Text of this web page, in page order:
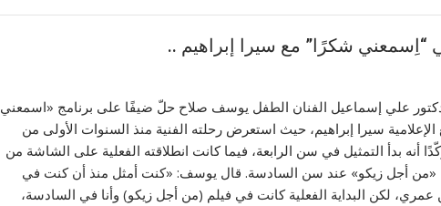
“اِسمعني شكرًا” مع سيرا إبراهيم ..
‎ مُتابعة / دكتور علي إسماعيل ‎الفنان الطفل يوسف صلاح حلّ ضيفًا على برنامج «اسمعني
سيرا إبراهيم، حيث استعرض رحلته الفنية منذ السنوات الأولى من
أنه بدأ التمثيل في سن الرابعة، فيما كانت انطلاقته الفعلية على الشاشة من
خلال فيلم «من أجل زيكو» عند سن السادسة. ‎قال يوسف: «كنت أمثل منذ أن كنت في
عمري، لكن البداية الفعلية كانت في فيلم (من أجل زيكو) وأنا في السادسة،